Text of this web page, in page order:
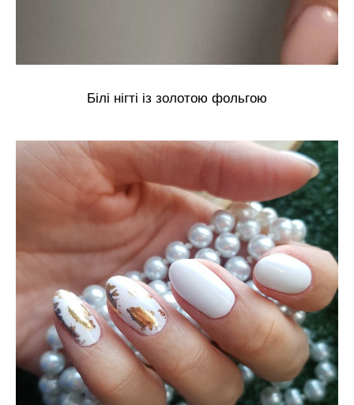
Білі нігті із золотою фольгою